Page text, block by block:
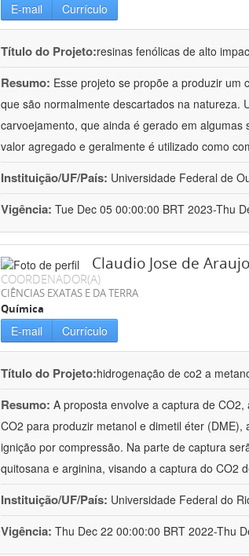
E-mail Currículo
Título do Projeto:resinas fenólicas de alto
Resumo: Esse projeto se propõe a produzir um
que são normalmente descartados na natureza.
carvoejamento, que ainda é gerado em
valor agregado e geralmente é utilizado como
Instituição/UF/País: Universidade Federal de
Vigência: Tue Dec 05 00:00:00 BRT 2023-Thu
Claudio Jose de
COORDENADOR(A)
CIÊNCIAS EXATAS E DA TERRA
Química
E-mail Currículo
Título do Projeto:hidrogenação de co2 a
Resumo: A proposta envolve a captura de
CO2 para produzir metanol e dimetil éter
ignição por compressão. Na parte de captura
quitosana e arginina, visando a captura do CO2
Instituição/UF/País: Universidade Federal do
Vigência: Thu Dec 22 00:00:00 BRT 2022-Thu